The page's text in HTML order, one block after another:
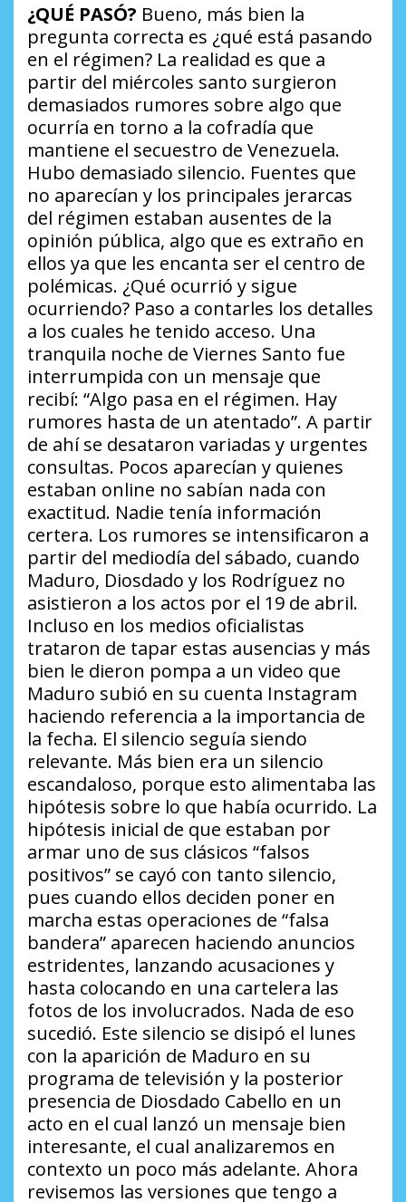
¿QUÉ PASÓ? Bueno, más bien la
pregunta correcta es ¿qué está pasando
en el régimen? La realidad es que a
partir del miércoles santo surgieron
demasiados rumores sobre algo que
ocurría en torno a la cofradía que
mantiene el secuestro de Venezuela.
Hubo demasiado silencio. Fuentes que
no aparecían y los principales jerarcas
del régimen estaban ausentes de la
opinión pública, algo que es extraño en
ellos ya que les encanta ser el centro de
polémicas. ¿Qué ocurrió y sigue
ocurriendo? Paso a contarles los detalles
a los cuales he tenido acceso. Una
tranquila noche de Viernes Santo fue
interrumpida con un mensaje que
recibí: “Algo pasa en el régimen. Hay
rumores hasta de un atentado”. A partir
de ahí se desataron variadas y urgentes
consultas. Pocos aparecían y quienes
estaban online no sabían nada con
exactitud. Nadie tenía información
certera. Los rumores se intensificaron a
partir del mediodía del sábado, cuando
Maduro, Diosdado y los Rodríguez no
asistieron a los actos por el 19 de abril.
Incluso en los medios oficialistas
trataron de tapar estas ausencias y más
bien le dieron pompa a un video que
Maduro subió en su cuenta Instagram
haciendo referencia a la importancia de
la fecha. El silencio seguía siendo
relevante. Más bien era un silencio
escandaloso, porque esto alimentaba las
hipótesis sobre lo que había ocurrido. La
hipótesis inicial de que estaban por
armar uno de sus clásicos “falsos
positivos” se cayó con tanto silencio,
pues cuando ellos deciden poner en
marcha estas operaciones de “falsa
bandera” aparecen haciendo anuncios
estridentes, lanzando acusaciones y
hasta colocando en una cartelera las
fotos de los involucrados. Nada de eso
sucedió. Este silencio se disipó el lunes
con la aparición de Maduro en su
programa de televisión y la posterior
presencia de Diosdado Cabello en un
acto en el cual lanzó un mensaje bien
interesante, el cual analizaremos en
contexto un poco más adelante. Ahora
revisemos las versiones que tengo a